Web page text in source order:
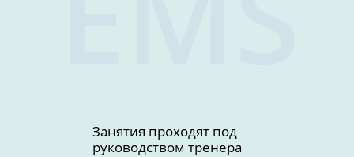
Занятия проходят под
руководством тренера